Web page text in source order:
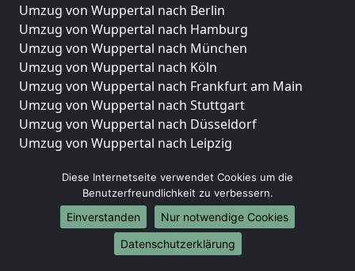
Umzug von Wuppertal nach Berlin
Umzug von Wuppertal nach Hamburg
Umzug von Wuppertal nach München
Umzug von Wuppertal nach Köln
Umzug von Wuppertal nach Frankfurt am Main
Umzug von Wuppertal nach Stuttgart
Umzug von Wuppertal nach Düsseldorf
Umzug von Wuppertal nach Leipzig
Umzug von Wuppertal nach Essen
Umzug von Wuppertal nach Bremen
Umzug von Wuppertal nach Dresden
Umzug von Wuppertal nach Hannover
Umzug von Wuppertal nach Nürnberg
Diese Internetseite verwendet Cookies um die
Benutzerfreundlichkeit zu verbessern.
Einverstanden
Nur notwendige Cookies
Datenschutzerklärung